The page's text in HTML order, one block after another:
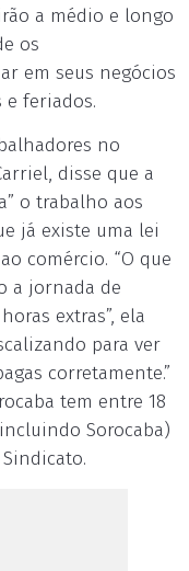
a médio e longo
os
em seus negócios
e feriados.
no
disse que a
o trabalho aos
já existe uma lei
comércio. “O que
a jornada de
extras”, ela
para ver
corretamente.”
tem entre 18
Sorocaba)